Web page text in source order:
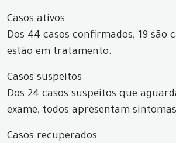
Casos ativos
Dos 44 casos confirmados, 19 são
estão em tratamento.
Casos suspeitos
Dos 24 casos suspeitos que
exame, todos apresentam
Casos recuperados